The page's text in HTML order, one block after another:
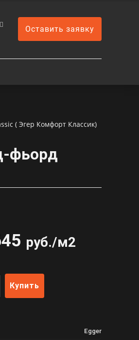
Оставить заявку
( Эгер Комфорт Классик)
фьорд
руб./м2
Купить
Egger